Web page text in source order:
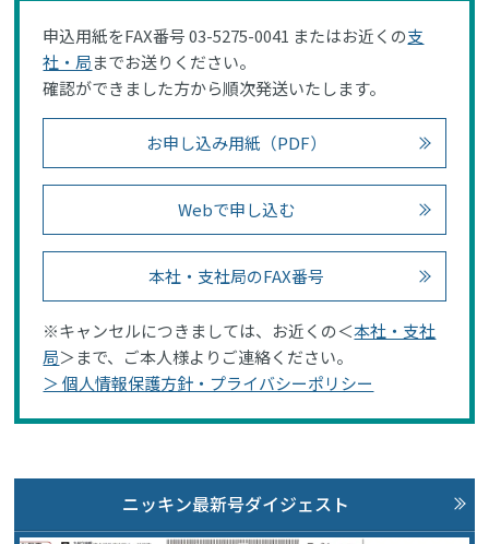
申込用紙をFAX番号 03-5275-0041 またはお近くの支
社・局までお送りください。
確認ができました方から順次発送いたします。
お申し込み用紙（PDF）
Webで申し込む
本社・支社局のFAX番号
※キャンセルにつきましては、お近くの＜本社・支社
局＞まで、ご本人様よりご連絡ください。
＞ 個人情報保護方針・プライバシーポリシー
ニッキン最新号ダイジェスト